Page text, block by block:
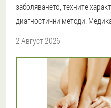
заболяването, техните
диагностични методи.
2 Август 2026